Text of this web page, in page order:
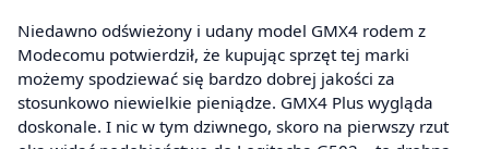
Niedawno odświeżony i udany model GMX4 rodem z
Modecomu potwierdził, że kupując sprzęt tej marki
możemy spodziewać się bardzo dobrej jakości za
stosunkowo niewielkie pieniądze. GMX4 Plus wygląda
doskonale. I nic w tym dziwnego, skoro na pierwszy rzut